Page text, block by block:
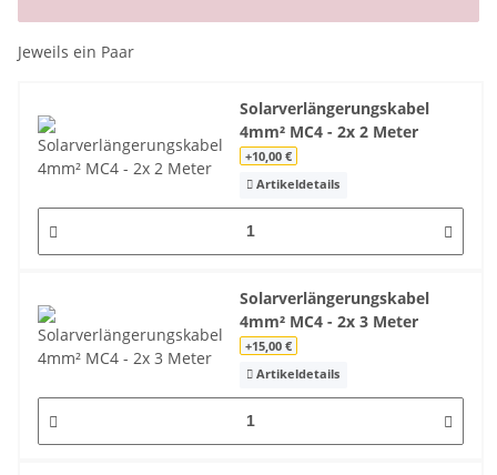
x
Jeweils ein Paar
Solarverlängerungskabel
4mm² MC4 - 2x 2 Meter
+10,00 €
Artikeldetails
Solarverlängerungskabel
4mm² MC4 - 2x 3 Meter
+15,00 €
Artikeldetails